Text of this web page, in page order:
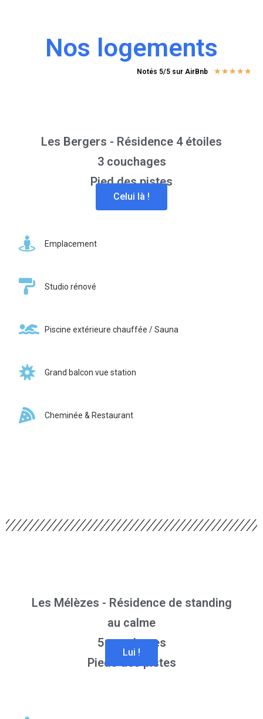
Nos logements
Notés 5/5 sur AirBnb ★★★★★
Les Bergers - Résidence 4 étoiles
3 couchages
Pied des pistes
Emplacement
Studio rénové
Piscine extérieure chauffée / Sauna
Grand balcon vue station
Cheminée & Restaurant
Celui là !
Les Mélèzes - Résidence de standing
au calme
5 couchages
Pieds des pistes
Lui !